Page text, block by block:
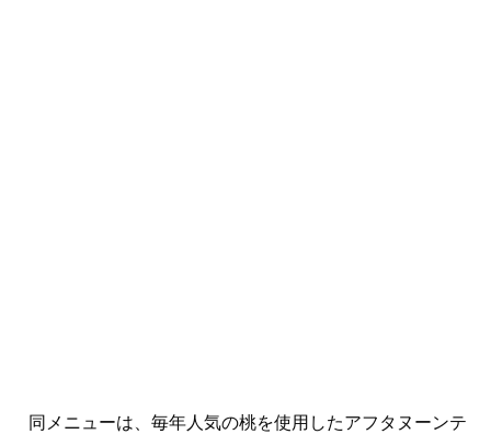
同メニューは、毎年人気の桃を使用したアフタヌーンテ